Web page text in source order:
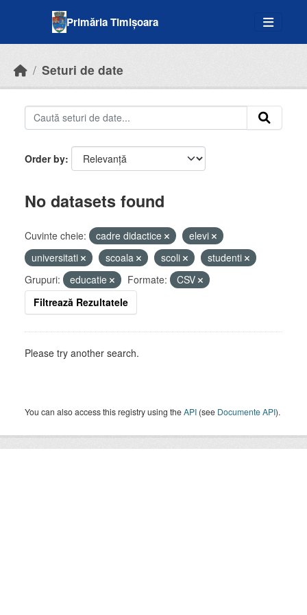
Primăria Timișoara
Seturi de date
Order by
No datasets found
Cuvinte cheie: cadre didactice
elevi
universitati
scoala scoli
studenti
Grupuri:
educatie Formate:
CSV
Filtrează Rezultatele
Please try another search.
You can also access this registry using theAPI (see Documente API).